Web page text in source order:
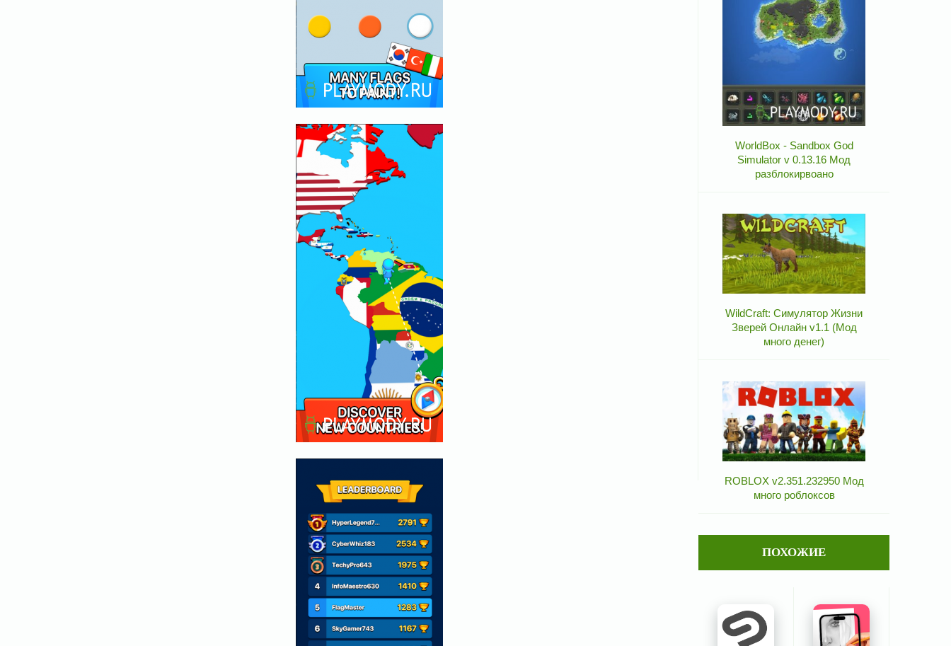
WorldBox - Sandbox God
Simulator v 0.13.16 Мод
разблокирвоано
WildCraft: Симулятор Жизни
Зверей Онлайн v1.1 (Мод
много денег)
ROBLOX v2.351.232950 Мод
много роблоксов
ПОХОЖИЕ